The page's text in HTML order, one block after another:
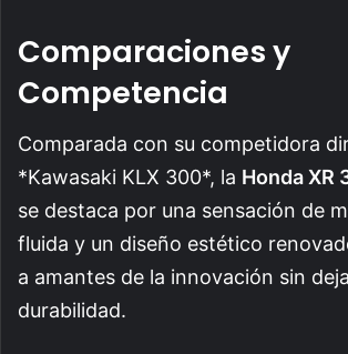
Comparaciones y
Competencia
Comparada con su competidora
*Kawasaki KLX 300*, la Honda XR
se destaca por una sensación de
fluida y un diseño estético
a amantes de la innovación sin
durabilidad.